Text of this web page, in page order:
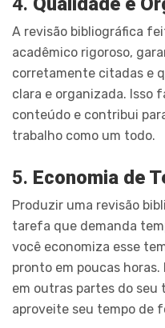
A revisão bibliográfica
acadêmico rigoroso,
corretamente citadas e
clara e organizada. Isso
conteúdo e contribui
trabalho como um todo.
5. Economia de
Produzir uma revisão
tarefa que demanda
você economiza esse
pronto em poucas
em outras partes do seu
aproveite seu tempo de